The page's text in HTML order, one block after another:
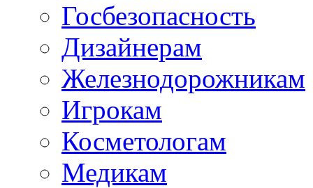
Госбезопасность
Дизайнерам
Железнодорожникам
Игрокам
Косметологам
Медикам